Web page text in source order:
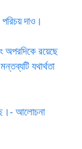
দাও।
অপরদিকে রয়েছে
যথার্থতা
আলোচনা